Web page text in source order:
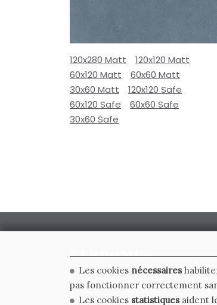
120x280 Matt
120x120 Matt
60x120 Matt
60x60 Matt
30x60 Matt
120x120 Safe
60x120 Safe
60x60 Safe
30x60 Safe
CERDOMUS S.R.L.
Via Emilia Ponente, 1000 - 48014 Castel
Les cookies nécessaires
pas fonctionner correctement
Les cookies statistiquesaident